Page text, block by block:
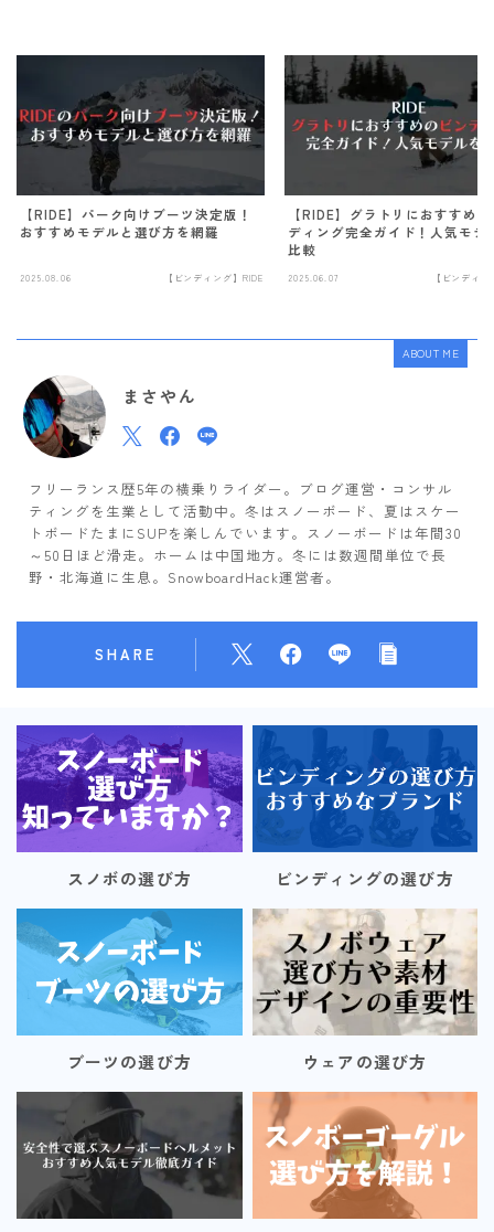
【RIDE】パーク向けブーツ決定版！
おすすめモデルと選び方を網羅
2025.08.06 【ビンディング】RIDE
【RIDE】グラトリにおすすめ
ディング完全ガイド！人気モデ
比較
2025.06.07 【ビンディン
ABOUT ME
まさやん
フリーランス歴5年の横乗りライダー。ブログ運営・コンサル
ティングを生業として活動中。冬はスノーボード、夏はスケー
トボードたまにSUPを楽しんでいます。スノーボードは年間30
～50日ほど滑走。ホームは中国地方。冬には数週間単位で長
野・北海道に生息。SnowboardHack運営者。
SHARE
スノボの選び方 ビンディングの選び方
ブーツの選び方 ウェアの選び方